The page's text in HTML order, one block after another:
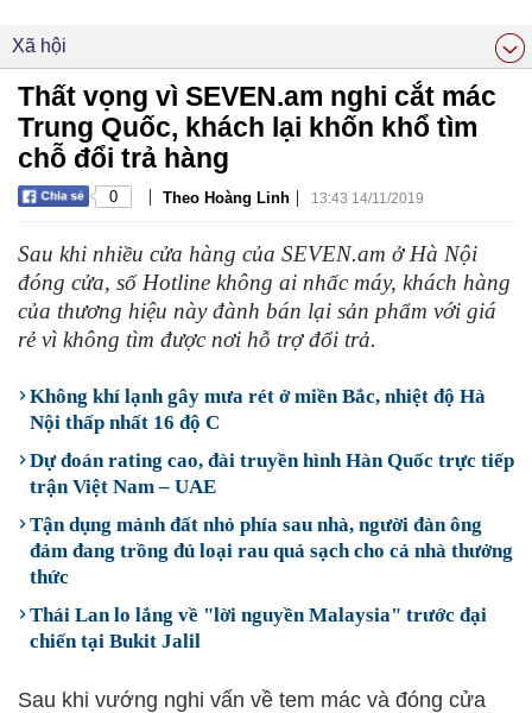
Xã hội
Thất vọng vì SEVEN.am nghi cắt mác
Trung Quốc, khách lại khốn khổ tìm
chỗ đổi trả hàng
0 | Theo Hoàng Linh | 13:43 14/11/2019
Sau khi nhiều cửa hàng của SEVEN.am ở Hà Nội
đóng cửa, số Hotline không ai nhấc máy, khách hàng
của thương hiệu này đành bán lại sản phẩm với giá
rẻ vì không tìm được nơi hỗ trợ đổi trả.
Không khí lạnh gây mưa rét ở miền Bắc, nhiệt độ Hà
Nội thấp nhất 16 độ C
Dự đoán rating cao, đài truyền hình Hàn Quốc trực tiếp
trận Việt Nam – UAE
Tận dụng mảnh đất nhỏ phía sau nhà, người đàn ông
đảm đang trồng đủ loại rau quả sạch cho cả nhà thưởng
thức
Thái Lan lo lắng về "lời nguyền Malaysia" trước đại
chiến tại Bukit Jalil
Sau khi vướng nghi vấn về tem mác và đóng cửa